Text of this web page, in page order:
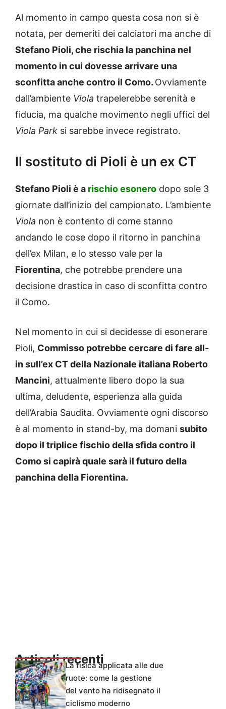
Al momento in campo questa cosa non si è
notata, per demeriti dei calciatori ma anche di
Stefano Pioli, che rischia la panchina nel
momento in cui dovesse arrivare una
sconfitta anche contro il Como. Ovviamente
dall’ambiente Viola trapelerebbe serenità e
fiducia, ma qualche movimento negli uffici del
Viola Park si sarebbe invece registrato.
Il sostituto di Pioli è un ex CT
Stefano Pioli è a rischio esonero dopo sole 3
giornate dall’inizio del campionato. L’ambiente
Viola non è contento di come stanno
andando le cose dopo il ritorno in panchina
dell’ex Milan, e lo stesso vale per la
Fiorentina, che potrebbe prendere una
decisione drastica in caso di sconfitta contro
il Como.
Nel momento in cui si decidesse di esonerare
Pioli, Commisso potrebbe cercare di fare all-
in sull’ex CT della Nazionale italiana Roberto
Mancini, attualmente libero dopo la sua
ultima, deludente, esperienza alla guida
dell’Arabia Saudita. Ovviamente ogni discorso
è al momento in stand-by, ma domani subito
dopo il triplice fischio della sfida contro il
Como si capirà quale sarà il futuro della
panchina della Fiorentina.
Articoli recentiLa fisica applicata alle due
ruote: come la gestione
del vento ha ridisegnato il
ciclismo moderno